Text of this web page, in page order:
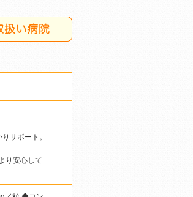
サポート。
り安心して